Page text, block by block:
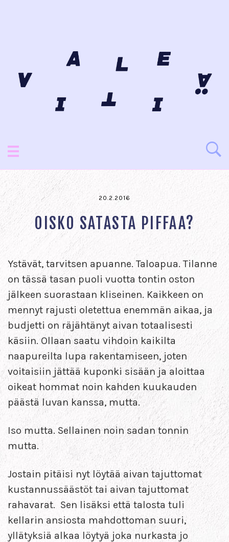
20.2.2016
OISKO SATASTA PIFFAA?
Ystävät, tarvitsen apuanne. Taloapua. Tilanne
on tässä tasan puoli vuotta tontin oston
jälkeen suorastaan kliseinen. Kaikkeen on
mennyt rajusti oletettua enemmän aikaa, ja
budjetti on räjähtänyt aivan totaalisesti
käsiin. Ollaan saatu vihdoin kaikilta
naapureilta lupa rakentamiseen, joten
voitaisiin jättää kuponki sisään ja aloittaa
oikeat hommat noin kahden kuukauden
päästä luvan kanssa, mutta.
Iso mutta. Sellainen noin sadan tonnin
mutta.
Jostain pitäisi nyt löytää aivan tajuttomat
kustannussäästöt tai aivan tajuttomat
rahavarat. Sen lisäksi että talosta tuli
kellarin ansiosta mahdottoman suuri,
yllätyksiä alkaa löytyä joka nurkasta jo